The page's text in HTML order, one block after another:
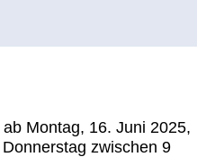
Montag, 16. Juni 2025,
zwischen 9